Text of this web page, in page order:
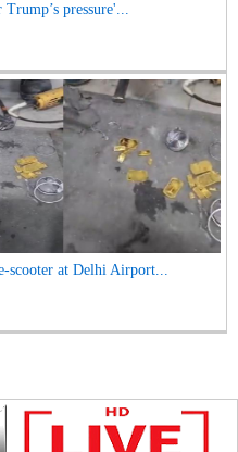
pressure'...
scooter at Delhi Airport...